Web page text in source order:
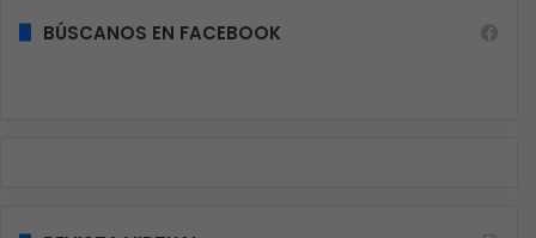
BÚSCANOS EN FACEBOOK